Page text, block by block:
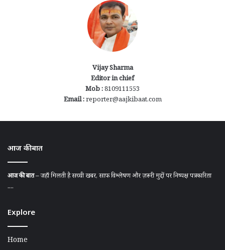
Vijay Sharma
Editor in chief
Mob :8109111553
Email :reporter@aajkibaat.com
आज की बात
आज की बात– जहाँ मिलती है सच्ची खबर, साफ़ विश्लेषण और ज़रूरी मुद्दों पर निष्पक्ष पत्रकारिता
....
Explore
Home